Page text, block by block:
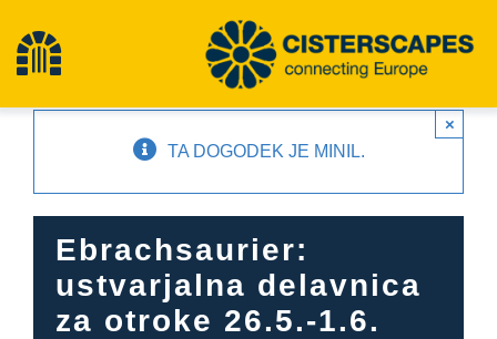
vsebino
Preklopna
navigacija
Območja kulturne dediščine
Pohodništvo
TA DOGODEK JE MINIL.
×
Ebrachsaurier:
ustvarjalna delavnica
za otroke 26.5.-1.6.